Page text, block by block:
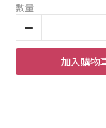
數量
加入購物